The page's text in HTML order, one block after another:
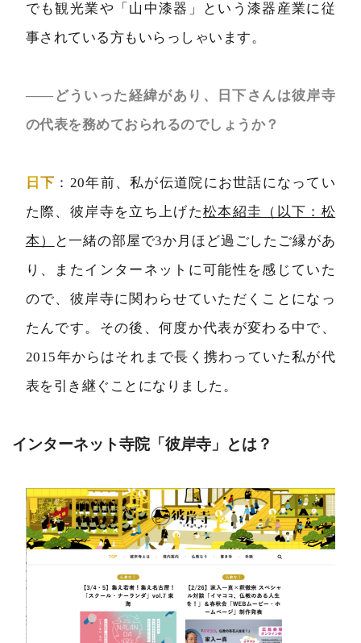
でも観光業や「山中漆器」という漆器産業に従
事されている方もいらっしゃいます。
――どういった経緯があり、日下さんは彼岸寺
の代表を務めておられるのでしょうか？
日下 ：20年前、私が伝道院にお世話になってい
た際、彼岸寺を立ち上げた松本紹圭（以下：松
本）
と一緒の部屋で3か月ほど過ごしたご縁があ
り、またインターネットに可能性を感じていた
ので、彼岸寺に関わらせていただくことになっ
たんです。その後、何度か代表が変わる中で、
2015年からはそれまで長く携わっていた私が代
表を引き継ぐことになりました。
インターネット寺院「彼岸寺」とは？